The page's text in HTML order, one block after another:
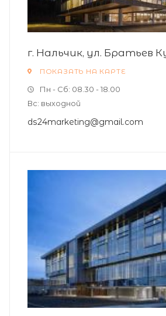
г. Нальчик, ул. Братьев
ПОКАЗАТЬ НА КАРТЕ
Пн - Сб: 08.30 - 18.00
Вс: выходной
ds24marketing@gmail.com